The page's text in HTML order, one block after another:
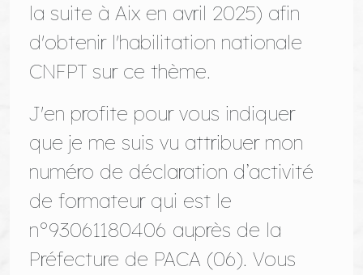
la suite à Aix en avril 2025) afin
d'obtenir l'habilitation nationale
CNFPT sur ce thème.
J'en profite pour vous indiquer
que je me suis vu attribuer mon
numéro de déclaration d’activité
de formateur qui est le
n°93061180406 auprès de la
Préfecture de PACA (06). Vous